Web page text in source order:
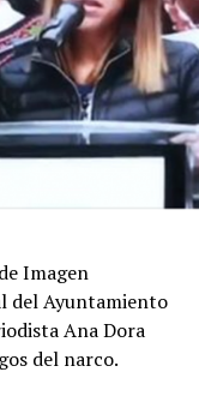
Imagen
del Ayuntamiento
Ana Dora
del narco.